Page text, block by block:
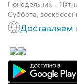
Понедельник -
Суббота,
Доставляем